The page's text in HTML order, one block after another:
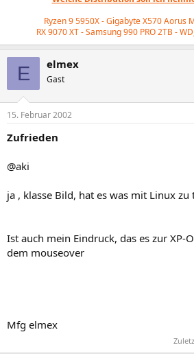
Ryzen 9 5950X - Gigabyte X570 Aorus
RX 9070 XT - Samsung 990 PRO 2TB -
E elmex
Gast
15. Februar 2002
Zufrieden
@aki
ja , klasse Bild, hat es was mit Linux zu
Ist auch mein Eindruck, das es zur XP-
dem mouseover
Mfg elmex